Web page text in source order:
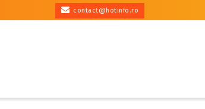
contact@hotinfo.ro